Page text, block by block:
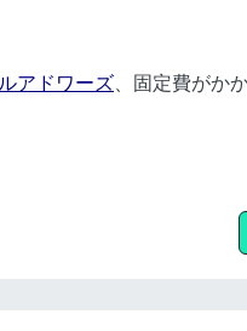
アドワーズ 、固定費がか